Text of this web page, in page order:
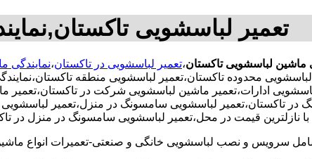
تعمیر لباسشویی
ماشین لباسشویی تاکستان،تعمیر لباسشویی در تاکستان،نمایندگی
محدوده تاکستان،تعمیر لباسشویی منطقه
ادارات،تعمیر ماشین لباسشویی شرکت در تاکستان،تعمیر
در تاکستان،تعمیر لباسشویی سامسونگ در منزل،تعمیر
نازلترین قیمت در محل،تعمیر لباسشویی سامسونگ در منزل در
سرویس و نصب لباسشویی خانگی و صنعتی-تعمیرات انواع